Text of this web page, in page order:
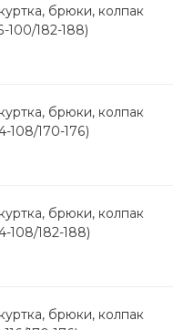
брюки, колпак
100/182-188)
брюки, колпак
108/170-176)
брюки, колпак
108/182-188)
брюки, колпак